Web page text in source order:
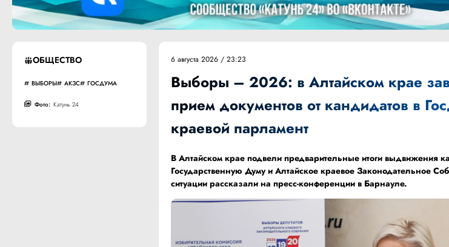
ОБЩЕСТВО
ВЫБОРЫ АКЗС ГОСДУМА
Фото: Катунь 24
6 августа 2026 / 23:23
Выборы – 2026: в Алтайском крае
прием документов от кандидатов в
краевой парламент
В Алтайском крае подвели предварительные итоги выдвижения
Государственную Думу и Алтайское краевое Законодательное
ситуации рассказали на пресс-конференции в Барнауле.